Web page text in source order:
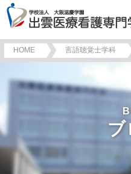
HOME 言語聴覚士学科
ブ